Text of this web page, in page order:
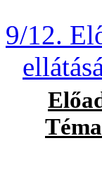
9/12.